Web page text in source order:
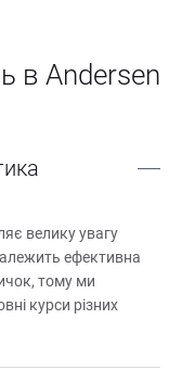
в Andersen
велику увагу
ефективна
тому ми
курси різних